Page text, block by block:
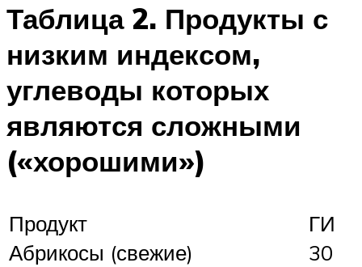
Таблица 2. Продукты с
низким индексом,
углеводы которых
являются сложными
(«хорошими»)
Продукт
ГИ
Абрикосы (свежие)
30